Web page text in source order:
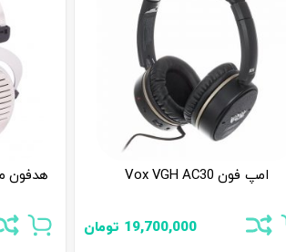
امپ فون Vox VGH AC30
19,700,000 تومان